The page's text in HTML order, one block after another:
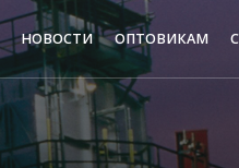
НОВОСТИ ОПТОВИКАМ